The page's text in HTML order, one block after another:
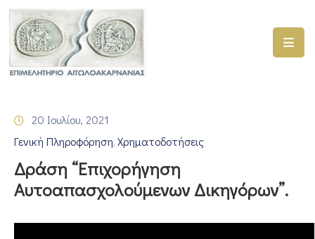
ΑΡΧΙΚΗ
ΓΕΜΗ
–
ΠΡΟΓΡΑΜΜΑΤΑ
20 Ιουλίου, 2021
Γενική Πληροφόρηση‚ Χρηματοδοτήσεις
Δράση “Επιχορήγηση
Αυτοαπασχολούμενων Δικηγόρων”.